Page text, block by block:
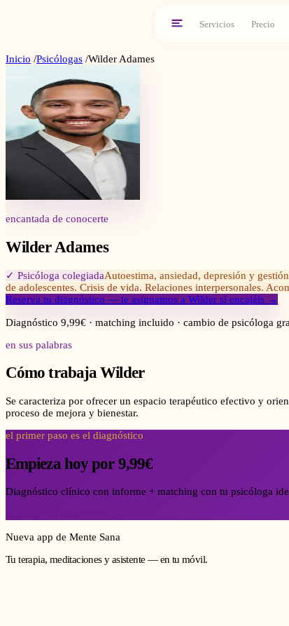
Servicios Precio
Inicio /Psicólogas /Wilder Adames
encantada de conocerte
Wilder Adames
✓ Psicóloga colegiadaAutoestima, ansiedad, depresión y
de adolescentes. Crisis de vida. Relaciones interpersonales.
Reserva tu diagnóstico — te asignamos a Wilder si encajáis →
Diagnóstico 9,99€ · matching incluido · cambio de psicóloga
en sus palabras
Cómo trabajaWilder
Se caracteriza por ofrecer un espacio terapéutico efectivo y
proceso de mejora y bienestar.
el primer paso es el diagnóstico
Empieza hoy por 9,99€
Diagnóstico clínico con informe + matching con tu psicóloga
Nueva app de Mente Sana
Tu terapia, meditaciones y asistente — en tu móvil.